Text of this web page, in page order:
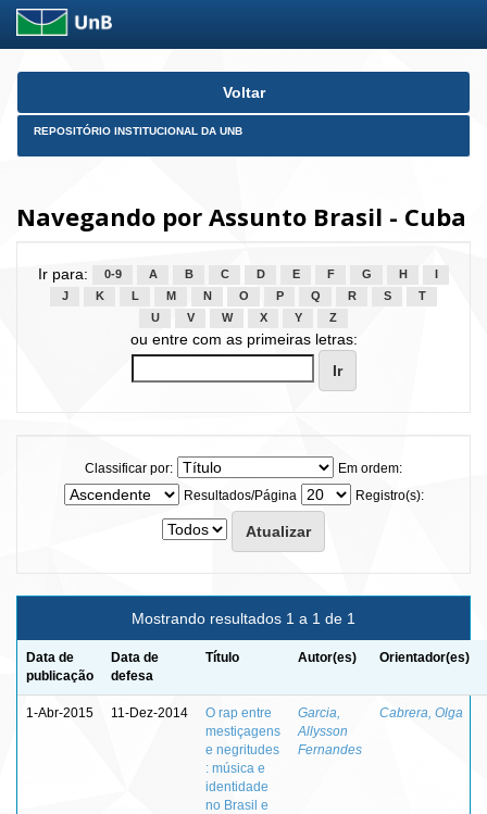
Skip
Voltar
REPOSITÓRIO INSTITUCIONAL DA UNB
Navegando por Assunto Brasil - Cuba
Ir para: 0-9 A B C D E F G H
J
K L M N O P Q R S
T
U
V W X Y Z
ou entre com as primeiras letras:
Classificar por:
Em ordem:
Resultados/Página
Registro(s):
Mostrando resultados 1 a 1 de 1
Data de
publicação
Data de
defesa
Título Autor(es) Orientador(es)
1-Abr-2015 11-Dez-2014
O rap entre
mestiçagens
e negritudes
: música e
identidade
no Brasil e
Garcia,
Allysson
Fernandes
Cabrera, Olga